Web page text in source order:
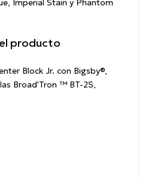
Imperial Stain y Phantom
producto
Block Jr. con Bigsby®,
Broad'Tron ™ BT-2S,